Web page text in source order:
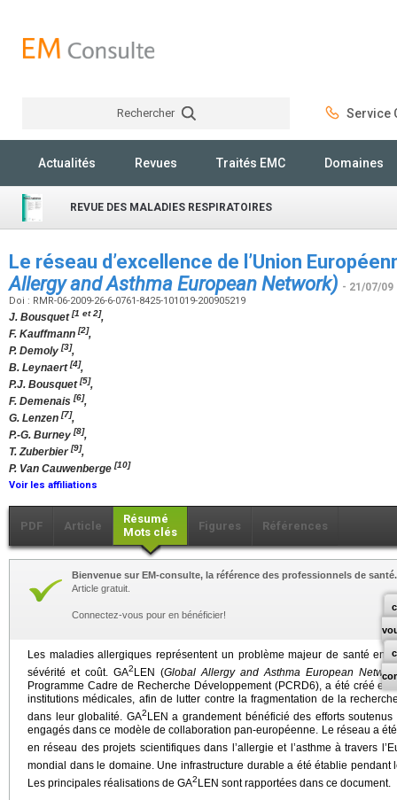
Rechercher Service
Actualités Revues Traités EMC Domaines
REVUE DES MALADIES RESPIRATOIRES
Le réseau d’excellence de l’Union
Allergy and Asthma European Network) - 21/07/09
Doi : RMR-06-2009-26-6-0761-8425-101019-200905219
J. Bousquet[1 et 2],
F. Kauffmann [2],
P. Demoly [3],
B. Leynaert[4],
P.J. Bousquet[5],
F. Demenais [6],
G. Lenzen [7],
P.-G. Burney [8],
T. Zuberbier[9],
P. Van Cauwenberge [10]
Voir les affiliations
PDF Article
Résumé
Mots clés
Figures Références
Bienvenue sur EM-consulte, la référence des professionnels de santé.
Article gratuit.
Connectez-vous pour en bénéficier!
Les maladies allergiques représentent un problème majeur de santé en
sévérité et coût. GA2 LEN (Global Allergy and Asthma European
Programme Cadre de Recherche Développement (PCRD6), a été créé
institutions médicales, afin de lutter contre la fragmentation de la
dans leur globalité. GA2 LEN a grandement bénéficié des efforts
engagés dans ce modèle de collaboration pan-européenne. Le réseau a
en réseau des projets scientifiques dans l’allergie et l’asthme à travers
mondial dans le domaine. Une infrastructure durable a été établie pendant
Les principales réalisations de GA2 LEN sont rapportées dans ce document.